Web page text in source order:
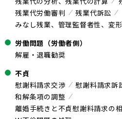
残業代労働審判
残業代訴訟
みなし残業、管理監督者性、変
労働問題（労働者側）
解雇・退職勧奨
不貞
慰謝料請求交渉
慰謝料請求訴
和解条項の調整
離婚手続きと不貞慰謝料請求の